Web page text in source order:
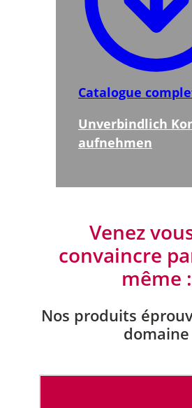
Catalogue
Unverbindlich
aufnehmen
Venez
convaincre
même :
Nos produits
domaine